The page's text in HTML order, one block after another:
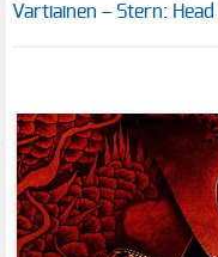
Vartiainen – Stern: